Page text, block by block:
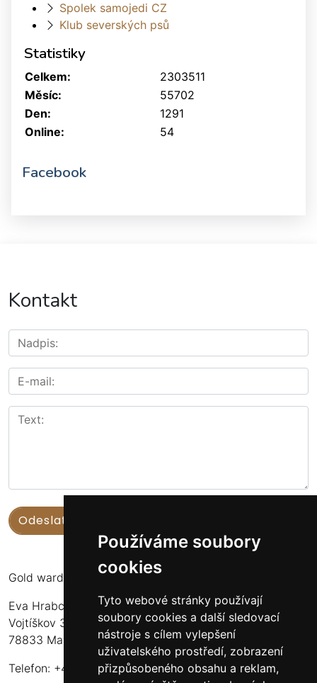
Používáme soubory
cookies
Tyto webové stránky používají
soubory cookies a další sledovací
nástroje s cílem vylepšení
uživatelského prostředí, zobrazení
přizpůsobeného obsahu a reklam,
Spolek samojedi CZ
Klub severských psů
Statistiky
Online: 54
Celkem:
2303511
Měsíc:
55702
Den:
1291
Facebook
Kontakt
Gold warden
Eva Hrabcová
Vojtíškov 3
78833 Malá Morava
Telefon: +420 777 549 171